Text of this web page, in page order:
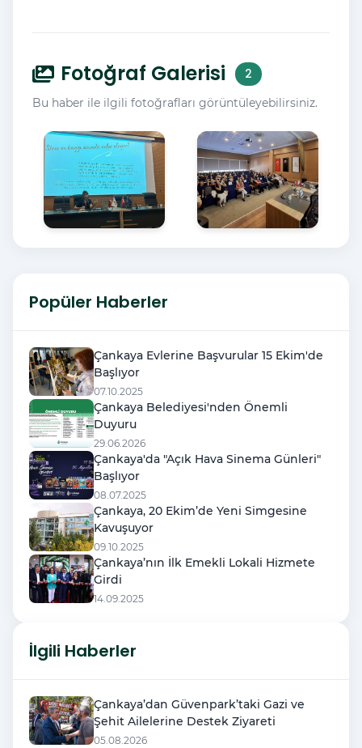
Fotoğraf Galerisi 2
Bu haber ile ilgili fotoğrafları görüntüleyebilirsiniz.
Popüler Haberler
Çankaya Evlerine Başvurular 15 Ekim'de
Başlıyor
07.10.2025
Çankaya Belediyesi'nden Önemli
Duyuru
29.06.2026
Çankaya'da "Açık Hava Sinema Günleri"
Başlıyor
08.07.2025
Çankaya, 20 Ekim’de Yeni Simgesine
Kavuşuyor
09.10.2025
Çankaya’nın İlk Emekli Lokali Hizmete
Girdi
14.09.2025
İlgili Haberler
Çankaya’dan Güvenpark’taki Gazi ve
Şehit Ailelerine Destek Ziyareti
05.08.2026